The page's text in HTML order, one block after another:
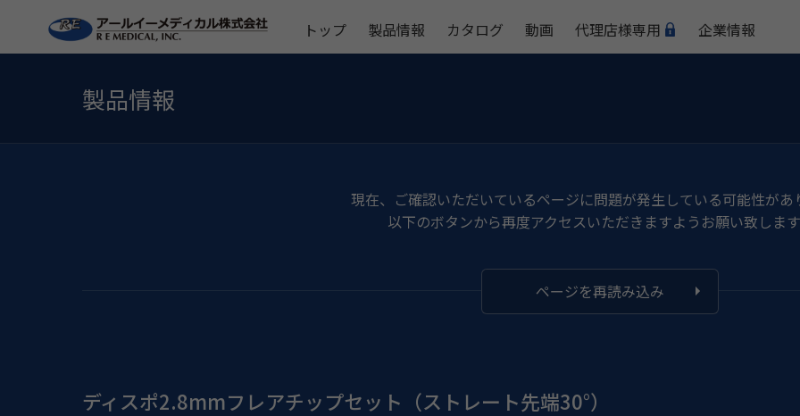
トップ 製品情報 カタログ 動画 代理店様専用 企業情報
製品情報
現在、ご確認いただいているページに問題が発生している可能性があ
以下のボタンから再度アクセスいただきますようお願い致します
ページを再読み込み
ディスポ2.8mmフレアチップセット（ストレート先端30°）